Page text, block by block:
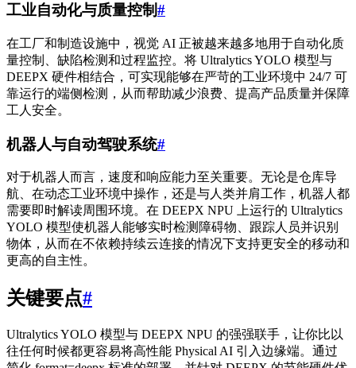
工业自动化与质量控制#
在工厂和制造设施中，视觉 AI 正被越来越多地用于自动化质
量控制、缺陷检测和过程监控。将 Ultralytics YOLO 模型与
DEEPX 硬件相结合，可实现能够在严苛的工业环境中 24/7 可
靠运行的端侧检测，从而帮助减少浪费、提高产品质量并保障
工人安全。
机器人与自动驾驶系统#
对于机器人而言，速度和响应能力至关重要。无论是仓库导
航、在动态工业环境中操作，还是与人类并肩工作，机器人都
需要即时解读周围环境。在 DEEPX NPU 上运行的 Ultralytics
YOLO 模型使机器人能够实时检测障碍物、跟踪人员并识别
物体，从而在不依赖持续云连接的情况下支持更安全的移动和
更高的自主性。
关键要点#
Ultralytics YOLO 模型与 DEEPX NPU 的强强联手，让你比以
往任何时候都更容易将高性能 Physical AI 引入边缘端。通过